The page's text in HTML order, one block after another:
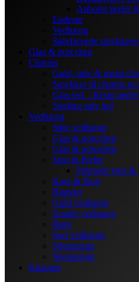
Anboret perler
Enderør
Vedhæng
Sølvfarvede
Glas & porcelæn
Charms
Guld, sølv & metal
Smykker til charms
Glas led – Resin
Sterling sølv led
Vedhæng
Sølv vedhæng
Glas & porcelæn
Glas & porcelæn
Sten & Perler
Polerede sten &
Kors & Ikon
Blandet
Guld vedhæng
Emalje vedhæng
Børn
Sort vedhæng
Stjernetegn
Stjernetegn
Knapper